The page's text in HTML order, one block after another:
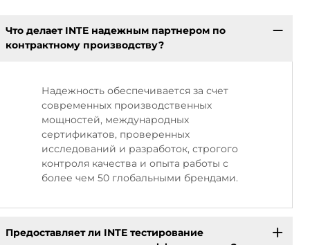
Что делает INTE надежным партнером по
контрактному производству?
Надежность обеспечивается за счет
современных производственных
мощностей, международных
сертификатов, проверенных
исследований и разработок, строгого
контроля качества и опыта работы с
более чем 50 глобальными брендами.
Предоставляет ли INTE тестирование